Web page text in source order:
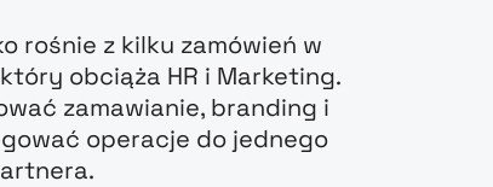
rośnie z kilku zamówień w
obciąża HR i Marketing.
zamawianie, branding i
operacje do jednego